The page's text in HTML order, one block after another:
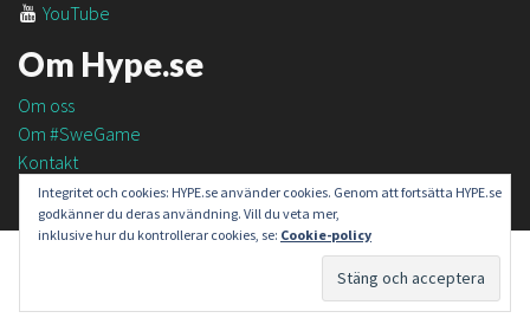
YouTube
Om Hype.se
Om oss
Om #SweGame
Kontakt
Integritet och cookies: HYPE.se använder cookies. Genom att fortsätta HYPE.se
godkänner du deras användning. Vill du veta mer,
inklusive hur du kontrollerar cookies, se: Cookie-policy